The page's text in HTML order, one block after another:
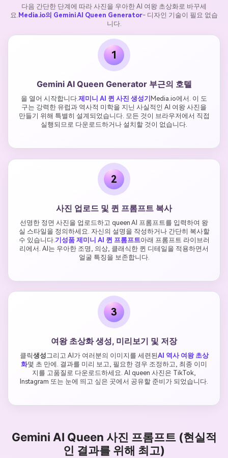
다음 간단한 단계에 따라 사진을 우아한 AI 여왕 초상화로 바꾸세
요. Media.io의 Gemini AI Queen Generator- 디자인 기술이 필요 없습
니다.
1
Gemini AI Queen Generator 부근의 호텔
을 열어 시작합니다.제미니 AI 퀸 사진 생성기 Media.io에서. 이 도
구는 강력한 유럽과 역사적 미학을 지닌 사실적인 AI 여왕 사진을
만들기 위해 특별히 설계되었습니다. 모든 것이 브라우저에서 직접
실행되므로 다운로드하거나 설치할 것이 없습니다.
2
사진 업로드 및 퀸 프롬프트 복사
선명한 정면 사진을 업로드하고 queen AI 프롬프트를 입력하여 왕
실 스타일을 정의하세요. 자신의 설명을 작성하거나 간단히 복사할
수 있습니다. 기성품 제미니 AI 퀸 프롬프트아래 프롬프트 라이브러
리에서. AI는 우아한 조명, 의상, 클래식한 퀸 디테일을 적용하면서
얼굴 특징을 보존합니다.
3
여왕 초상화 생성, 미리보기 및 저장
클릭생성 그리고 AI가 여러분의 이미지를 세련된AI 역사 여왕 초상
화몇 초 만에. 결과를 미리 보고, 필요한 경우 조정하고, 최종 이미
지를 고품질로 다운로드하세요. AI queen 사진은 TikTok,
Instagram 또는 눈에 띄고 싶은 곳에서 공유할 준비가 되었습니다.
Gemini AI Queen 사진 프롬프트 (현실적
인 결과를 위해 최고)